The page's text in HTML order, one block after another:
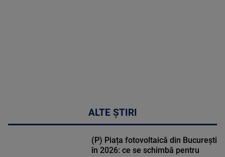
ALTE ȘTIRI
(P) Piața fotovoltaică din București
în 2026: ce se schimbă pentru